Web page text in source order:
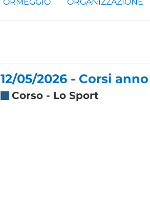
12/05/2026 - Corsi
Corso- Lo Sport